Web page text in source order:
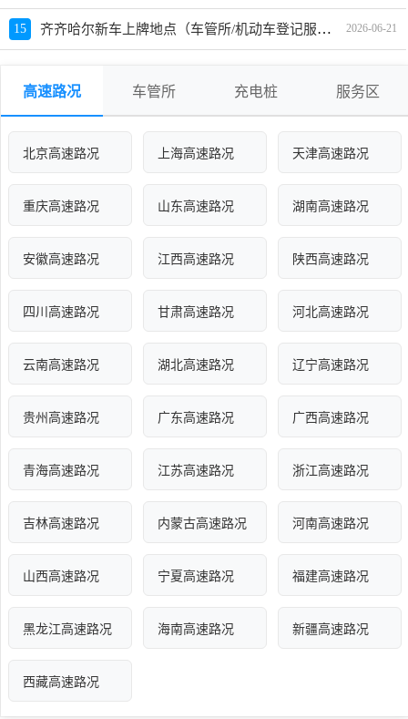
15 齐齐哈尔新车上牌地点（车管所/机动车登记服务站）、上班时间、电话 2026-06-21
高速路况 车管所 充电桩 服务区
北京高速路况 上海高速路况 天津高速路况
重庆高速路况 山东高速路况 湖南高速路况
安徽高速路况 江西高速路况 陕西高速路况
四川高速路况 甘肃高速路况 河北高速路况
云南高速路况 湖北高速路况 辽宁高速路况
贵州高速路况 广东高速路况 广西高速路况
青海高速路况 江苏高速路况 浙江高速路况
吉林高速路况 内蒙古高速路况 河南高速路况
山西高速路况 宁夏高速路况 福建高速路况
黑龙江高速路况 海南高速路况 新疆高速路况
西藏高速路况